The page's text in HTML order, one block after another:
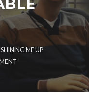
SHINING ME UP